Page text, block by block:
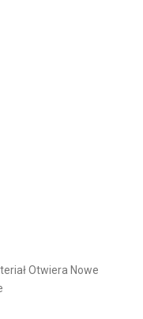
Otwiera Nowe